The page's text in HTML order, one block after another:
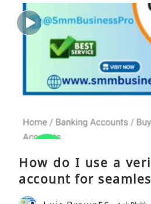
How do I use a
account for